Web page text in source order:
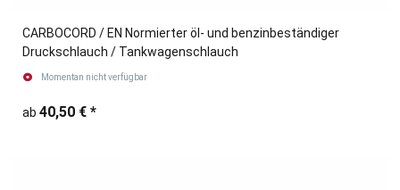
CARBOCORD / EN Normierter öl- und benzinbeständiger
Druckschlauch / Tankwagenschlauch
Momentan nicht verfügbar
ab 40,50 € *